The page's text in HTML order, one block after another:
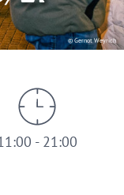
© Gernot Weyrich
- 21:00